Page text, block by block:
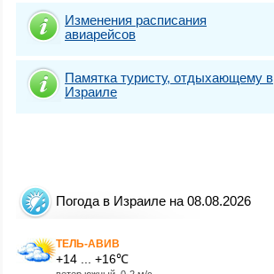
Изменения расписания
авиарейсов
Памятка туристу, отдыхающему в
Израиле
Погода в Израиле на 08.08.2026
ТЕЛЬ-АВИВ
+14 ... +16℃